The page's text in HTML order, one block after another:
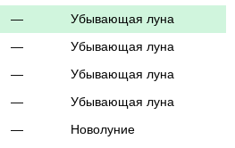
—
Убывающая луна
—
Убывающая луна
—
Убывающая луна
—
Убывающая луна
—
Новолуние